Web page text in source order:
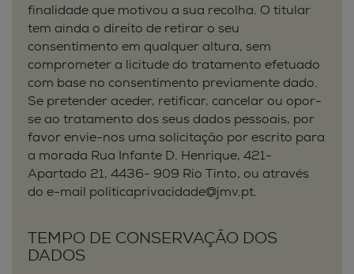
finalidade que motivou a sua recolha. O titular
tem ainda o direito de retirar o seu
consentimento em qualquer altura, sem
comprometer a licitude do tratamento efetuado
com base no consentimento previamente dado.
Se pretender aceder, retificar, cancelar ou opor-
se ao tratamento dos seus dados pessoais, por
favor envie-nos uma solicitação por escrito para
a morada Rua Infante D. Henrique, 421-
Apartado 21, 4436- 909 Rio Tinto, ou através
do e-mail politicaprivacidade@jmv.pt.
TEMPO DE CONSERVAÇÃO DOS
DADOS